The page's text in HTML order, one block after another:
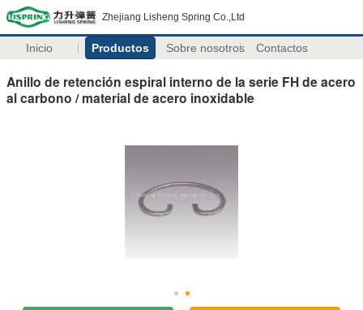
Zhejiang Lisheng Spring Co.,Ltd
Inicio Productos Sobre nosotros Contactos
Anillo de retención espiral interno de la serie FH de acero
al carbono / material de acero inoxidable